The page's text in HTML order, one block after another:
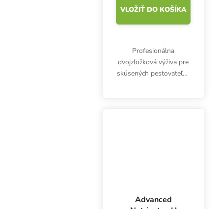
VLOŽIŤ DO KOŠÍKA
Profesionálna
dvojzložková výživa pre
skúsených pestovateľov
Advanced